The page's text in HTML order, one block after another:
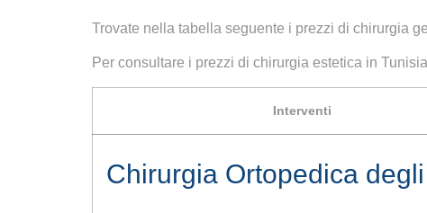
Trovate nella tabella seguente i prezzi di chirurgia
Per consultare i prezzi di chirurgia estetica in
Interventi
Chirurgia Ortopedica